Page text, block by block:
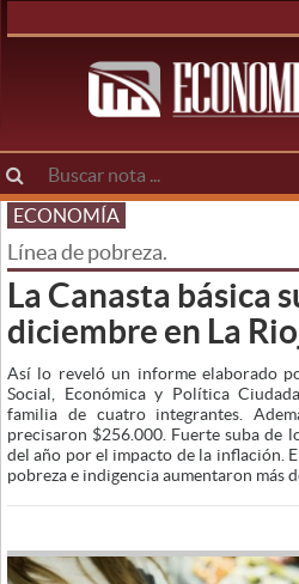
ECONOMÍA
Línea de pobreza.
La Canasta básica
diciembre en La
Así lo reveló un informe elaborado
Social, Económica y Política
familia de cuatro integrantes.
precisaron $256.000. Fuerte suba de
del año por el impacto de la inflación.
pobreza e indigencia aumentaron más